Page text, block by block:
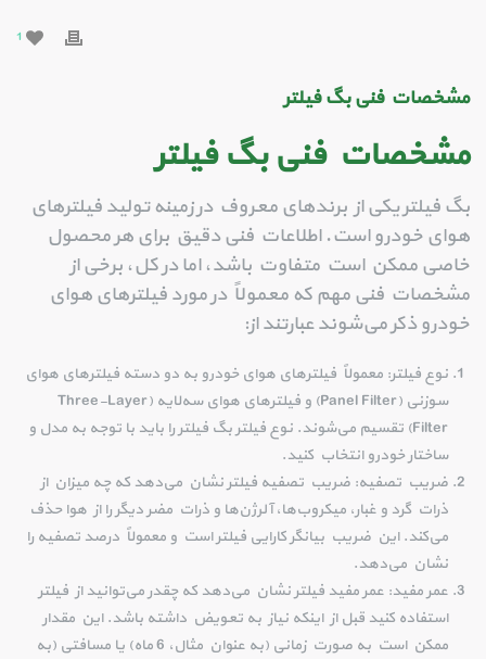
1
مشخصات فنیبگ فیلتر
مشخصات فنی بگ فیلتر
بگ فیلتر یکی از برندهای معروف در زمینه تولید فیلترهای
هوای خودرو است. اطلاعات فنی دقیق برای هر محصول
خاصی ممکن است متفاوت باشد، اما در کل، برخی از
مشخصات فنی مهم که معمولاً در مورد فیلترهای هوای
خودرو ذکر می‌شوند عبارتند از:
نوع فیلتر: معمولاً فیلترهای هوای خودرو به دو دسته فیلترهای هوای
سوزنی (Panel Filter) و فیلترهای هوای سه‌لایه (Three-Layer
Filter) تقسیم می‌شوند. نوع فیلتر بگ فیلتر را باید با توجه به مدل و
ساختار خودرو انتخاب کنید.
ضریب تصفیه: ضریب تصفیه فیلتر نشان می‌دهد که چه میزان از
ذرات گرد و غبار، میکروب‌ها، آلرژن‌ها و ذرات مضر دیگر را از هوا حذف
می‌کند. این ضریب بیانگر کارایی فیلتر است و معمولاً درصد تصفیه را
نشان می‌دهد.
عمر مفید: عمر مفید فیلتر نشان می‌دهد که چقدر می‌توانید از فیلتر
استفاده کنید قبل از اینکه نیاز به تعویض داشته باشد. این مقدار
ممکن است به صورت زمانی (به عنوان مثال، 6 ماه) یا مسافتی (به